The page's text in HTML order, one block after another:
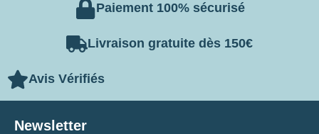
Paiement 100% sécurisé
Livraison gratuite dès 150€
Avis Vérifiés
Newsletter